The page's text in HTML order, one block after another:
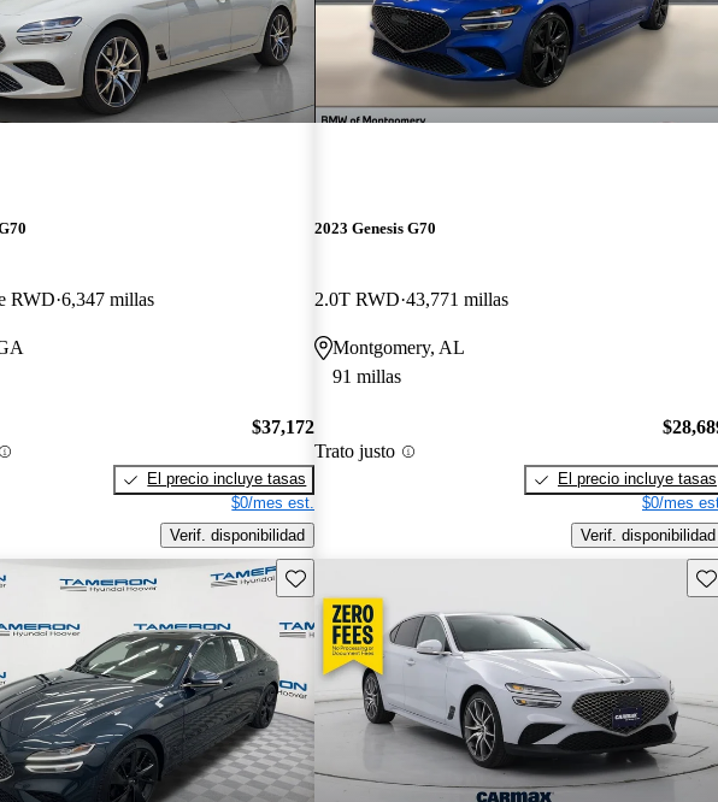
RWD 6,347 millas
$37,172
El precio incluye tasas
$0/mes est.
Verif. disponibilidad
2023 Genesis G70
2.0T RWD 43,771 millas
Montgomery, AL
91 millas
Trato justo
El precio incluye tasas
$0/mes
Verif. disponibilidad
Guarda este Aviso